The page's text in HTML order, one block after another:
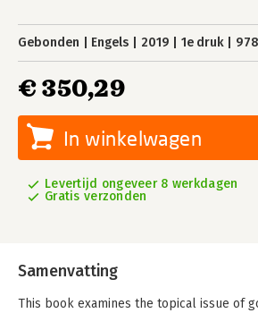
Gebonden Engels 2019 1e druk
€ 350,29
In winkelwagen
Levertijd ongeveer 8 werkdagen
Gratis verzonden
Samenvatting
This book examines the topical issue of